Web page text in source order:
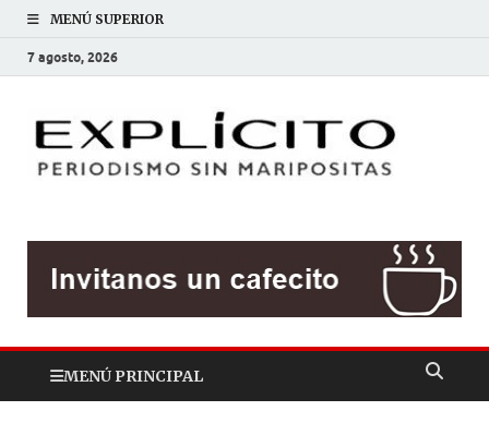
MENÚ SUPERIOR
7 agosto, 2026
MENÚ PRINCIPAL